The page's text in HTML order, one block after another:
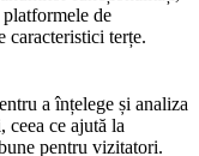
de
caracteristici terțe.
a înțelege și analiza
ceea ce ajută la
pentru vizitatori.